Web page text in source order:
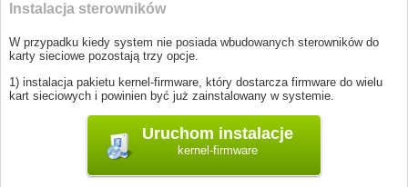
Instalacja sterowników
W przypadku kiedy system nie posiada wbudowanych sterowników do
karty sieciowe pozostają trzy opcje.
1) instalacja pakietu kernel-firmware, który dostarcza firmware do wielu
kart sieciowych i powinien być już zainstalowany w systemie.
kernel-firmware